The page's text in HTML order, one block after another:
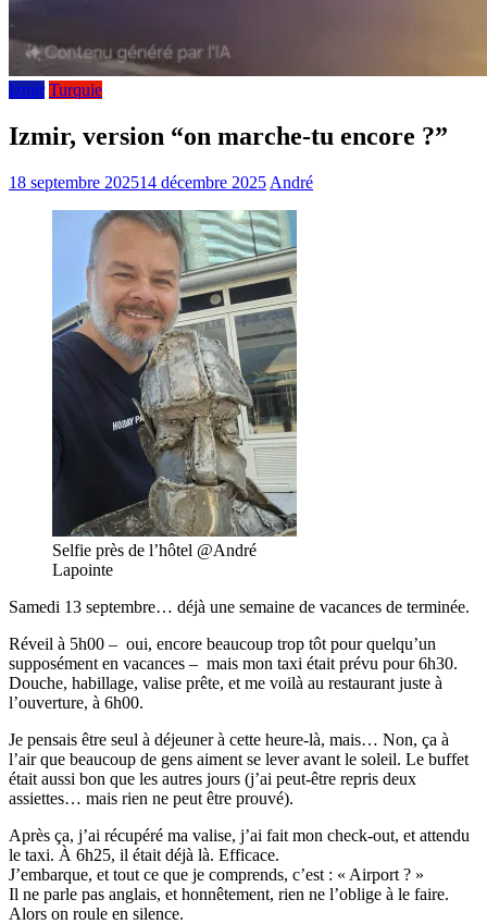
Izmir Turquie
Izmir, version “on marche-tu encore ?”
18 septembre 202514 décembre 2025 André
Selfie près de l’hôtel @André
Lapointe
Samedi 13 septembre… déjà une semaine de vacances de terminée.
Réveil à 5h00 – oui, encore beaucoup trop tôt pour quelqu’un
supposément en vacances – mais mon taxi était prévu pour 6h30.
Douche, habillage, valise prête, et me voilà au restaurant juste à
l’ouverture, à 6h00.
Je pensais être seul à déjeuner à cette heure-là, mais… Non, ça à
l’air que beaucoup de gens aiment se lever avant le soleil. Le buffet
était aussi bon que les autres jours (j’ai peut-être repris deux
assiettes… mais rien ne peut être prouvé).
Après ça, j’ai récupéré ma valise, j’ai fait mon check-out, et attendu
le taxi. À 6h25, il était déjà là. Efficace.
J’embarque, et tout ce que je comprends, c’est : « Airport ? »
Il ne parle pas anglais, et honnêtement, rien ne l’oblige à le faire.
Alors on roule en silence.